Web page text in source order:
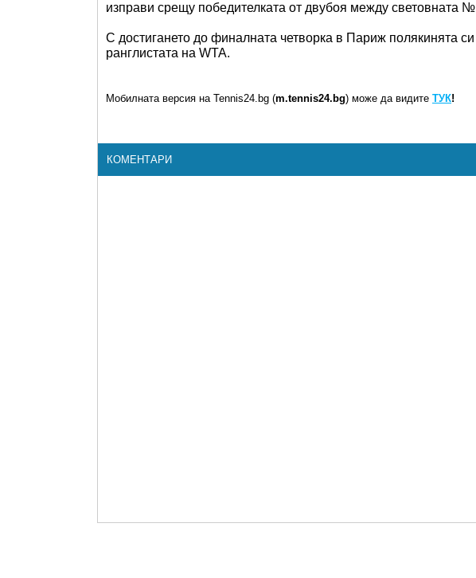
изправи срещу победителката от двубоя между
С достигането до финалната четворка в Париж полякинята
ранглистата на WTA.
Мобилната версия на Tennis24.bg (m.tennis24.bg) може да видите ТУК!
КОМЕНТАРИ